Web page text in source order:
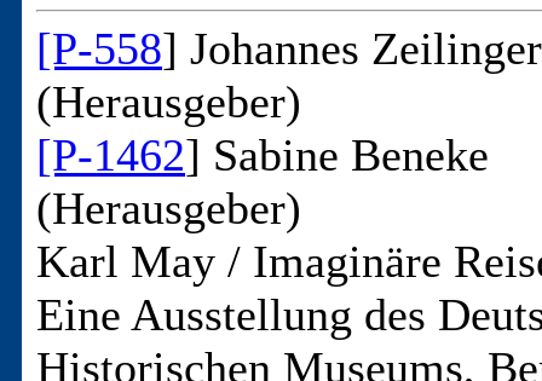
[P-558] Johannes Zeilinger
(Herausgeber)
[P-1462] Sabine Beneke
(Herausgeber)
Karl May / Imaginäre
Eine Ausstellung des
Historischen Museums,